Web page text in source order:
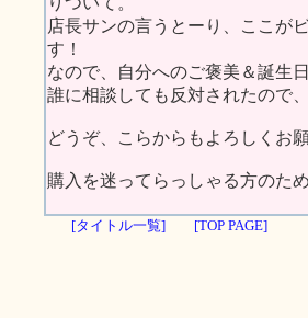
店長サンの言うとーり、ここが
す！
なので、自分へのご褒美＆誕生
誰に相談しても反対されたので
どうぞ、こらからもよろしくお
購入を迷ってらっしゃる方のた
[タイトル一覧] [TOP PAGE]